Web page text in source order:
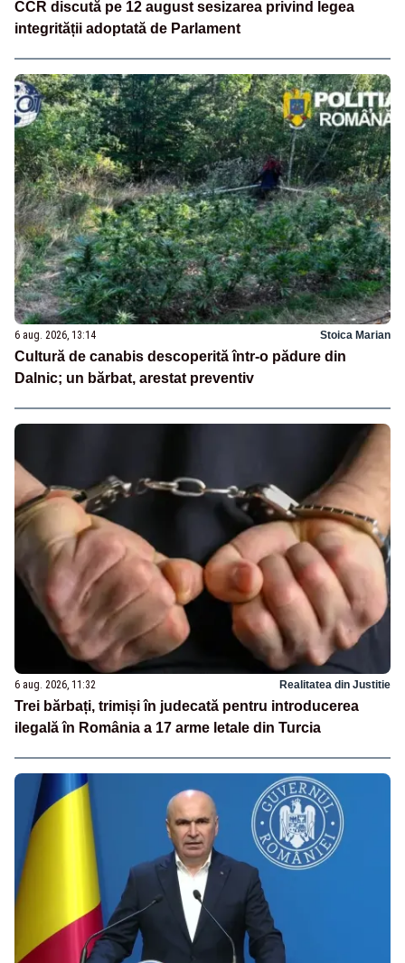
CCR discută pe 12 august sesizarea privind legea
integrității adoptată de Parlament
6 aug. 2026, 13:14 Stoica Marian
Cultură de canabis descoperită într-o pădure din
Dalnic; un bărbat, arestat preventiv
6 aug. 2026, 11:32 Realitatea din Justitie
Trei bărbați, trimiși în judecată pentru introducerea
ilegală în România a 17 arme letale din Turcia